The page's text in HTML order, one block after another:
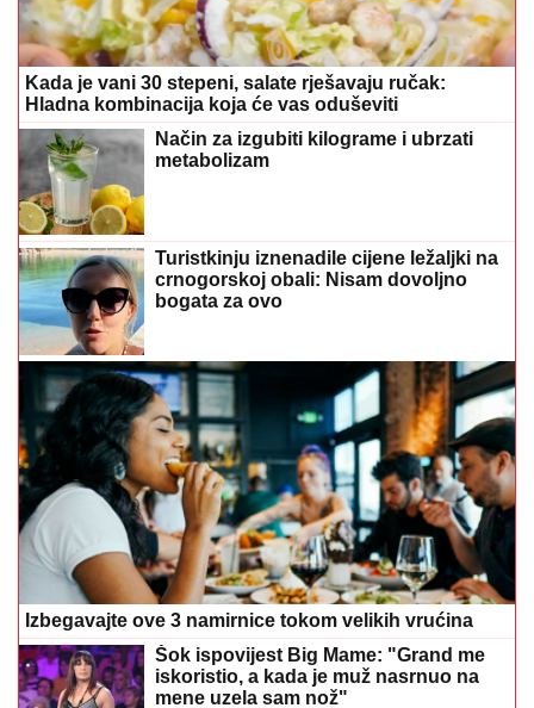
Kada je vani 30 stepeni, salate rješavaju ručak:
Hladna kombinacija koja će vas oduševiti
Način za izgubiti kilograme i ubrzati
metabolizam
Turistkinju iznenadile cijene ležaljki na
crnogorskoj obali: Nisam dovoljno
bogata za ovo
Izbegavajte ove 3 namirnice tokom velikih vrućina
Šok ispovijest Big Mame: "Grand me
iskoristio, a kada je muž nasrnuo na
mene uzela sam nož"